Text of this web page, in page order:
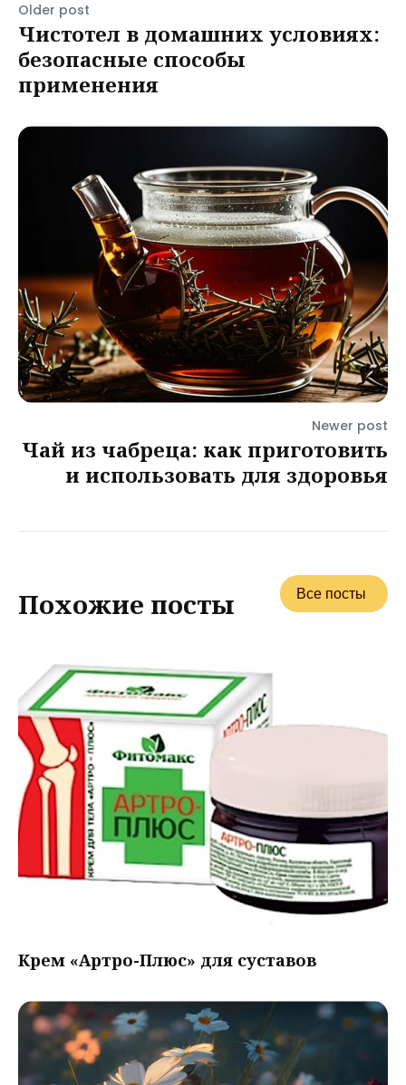
Older post
Чистотел в домашних условиях:
безопасные способы
применения
Newer post
Чай из чабреца: как приготовить
и использовать для здоровья
Похожие посты Все посты
Крем «Артро-Плюс» для суставов